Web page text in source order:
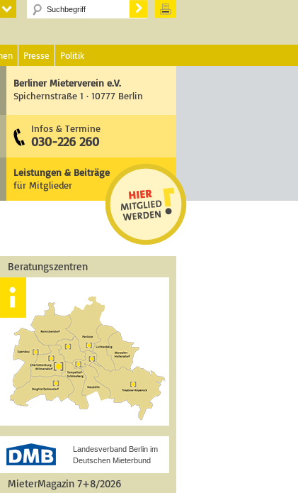
Presse Politik
Berliner Mieterverein e.V.
Spichernstraße 1 · 10777 Berlin
Infos & Termine
030-226 260
Leistungen & Beiträge
für Mitglieder
Beratungszentren
Landesverband Berlin im
Deutschen Mieterbund
MieterMagazin 7+8/2026